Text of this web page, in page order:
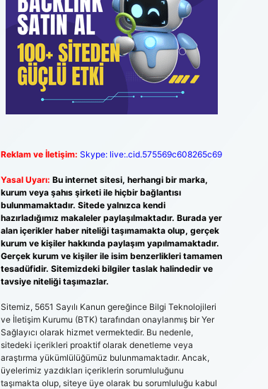
Reklam ve İletişim: Skype: live:.cid.575569c608265c69
Yasal Uyarı: Bu internet sitesi, herhangi bir marka,
kurum veya şahıs şirketi ile hiçbir bağlantısı
bulunmamaktadır. Sitede yalnızca kendi
hazırladığımız makaleler paylaşılmaktadır. Burada yer
alan içerikler haber niteliği taşımamakta olup, gerçek
kurum ve kişiler hakkında paylaşım yapılmamaktadır.
Gerçek kurum ve kişiler ile isim benzerlikleri tamamen
tesadüfidir. Sitemizdeki bilgiler taslak halindedir ve
tavsiye niteliği taşımazlar.
Sitemiz, 5651 Sayılı Kanun gereğince Bilgi Teknolojileri
ve İletişim Kurumu (BTK) tarafından onaylanmış bir Yer
Sağlayıcı olarak hizmet vermektedir. Bu nedenle,
sitedeki içerikleri proaktif olarak denetleme veya
araştırma yükümlülüğümüz bulunmamaktadır. Ancak,
üyelerimiz yazdıkları içeriklerin sorumluluğunu
taşımakta olup, siteye üye olarak bu sorumluluğu kabul